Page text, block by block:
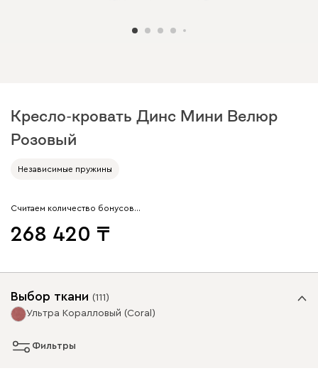
Кресло-кровать Динс Мини Велюр
Розовый
Независимые пружины
Считаем количество бонусов…
268 420
Выбор ткани (111)
Ультра Коралловый (Coral)
Фильтры